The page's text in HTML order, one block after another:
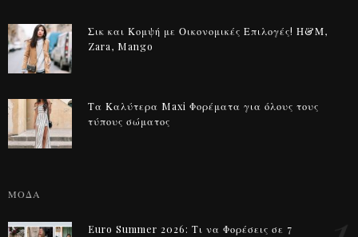
Σικ και Κομψή με Οικονομικές Επιλογές! Η&Μ,
Zara, Mango
Τα Καλύτερα Maxi Φορέματα για όλους τους
τύπους σώματος
ΜΟΔΑ
Euro Summer 2026: Τι να Φορέσεις σε 7